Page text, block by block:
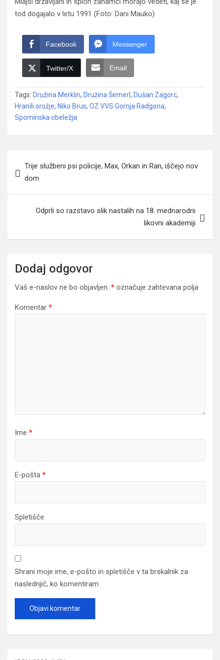
tod dogajalo v letu 1991 (Foto: Dani Mauko)
Facebook Messenger
Twitter/X Email
Tags: Družina Merklin, Družina Šemerl, Dušan Zagorc,
Hranili orožje, Niko Brus, OZ VVS Gornja Radgona,
Spominska obeležja
prispevka
Trije službeni psi policije, Max, Orkan in Ran, iščejo nov
dom
Odprli so razstavo slik nastalih na 18. mednarodni
likovni akademiji
Dodaj odgovor
Vaš e-naslov ne bo objavljen. * označuje zahtevana polja
Komentar *
Ime *
E-pošta *
Spletišče
Shrani moje ime, e-pošto in spletišče v ta brskalnik za
naslednjič, ko komentiram.